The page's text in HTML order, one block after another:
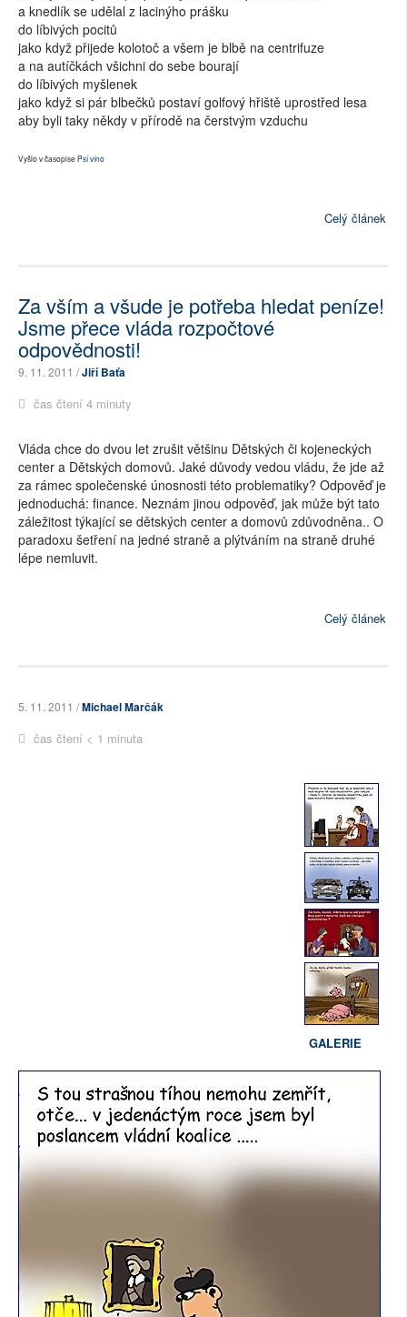
a knedlík se udělal z lacinýho prášku
do líbivých pocitů
jako když přijede kolotoč a všem je blbě na centrifuze
a na autíčkách všichni do sebe bourají
do líbivých myšlenek
jako když si pár blbečků postaví golfový hřiště uprostřed lesa
aby byli taky někdy v přírodě na čerstvým vzduchu
Vyšlo v časopisePsí víno
Celý článek
Za vším a všude je potřeba hledat peníze!
Jsme přece vláda rozpočtové
odpovědnosti!
9. 11. 2011 /Jiří Baťa
čas čtení 4 minuty
Vláda chce do dvou let zrušit většinu Dětských či kojeneckých
center a Dětských domovů. Jaké důvody vedou vládu, že jde až
za rámec společenské únosnosti této problematiky? Odpověď je
jednoduchá: finance. Neznám jinou odpověď, jak může být tato
záležitost týkající se dětských center a domovů zdůvodněna.. O
paradoxu šetření na jedné straně a plýtváním na straně druhé
lépe nemluvit.
Celý článek
5. 11. 2011 /Michael Marčák
čas čtení < 1 minuta
GALERIE